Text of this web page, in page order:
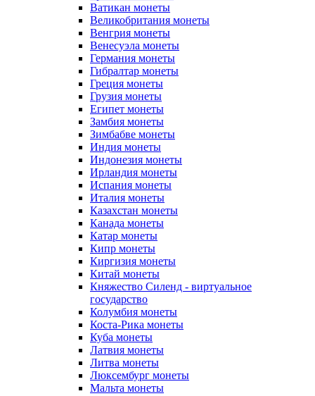
Ватикан монеты
Великобритания монеты
Венгрия монеты
Венесуэла монеты
Германия монеты
Гибралтар монеты
Греция монеты
Грузия монеты
Египет монеты
Замбия монеты
Зимбабве монеты
Индия монеты
Индонезия монеты
Ирландия монеты
Испания монеты
Италия монеты
Казахстан монеты
Канада монеты
Катар монеты
Кипр монеты
Киргизия монеты
Китай монеты
Княжество Силенд - виртуальное
государство
Колумбия монеты
Коста-Рика монеты
Куба монеты
Латвия монеты
Литва монеты
Люксембург монеты
Мальта монеты